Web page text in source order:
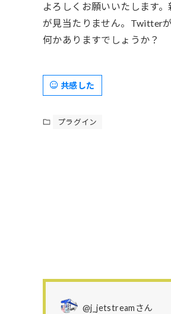
よろしくお願いいたします
が見当たりません。Twitter
何かありますでしょうか？
共感した
プラグイン
@j_jetstreamさん